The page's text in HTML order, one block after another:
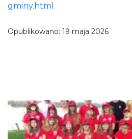
gminy.html
Opublikowano: 19 maja 2026